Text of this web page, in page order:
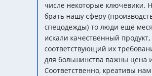
числе некоторые ключевики.
брать нашу сферу
спецодежды) то люди ещё
искали качественный продукт,
соответствующий их
для большинства важны цена
Соответственно, креативы